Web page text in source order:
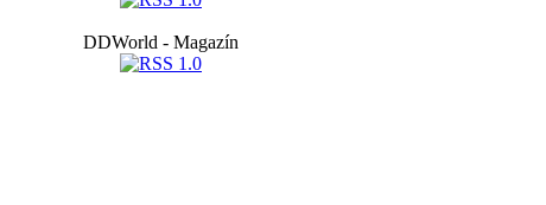
DDWorld - Magazín